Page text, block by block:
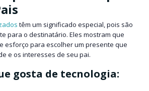
têm um significado especial, pois são
para o destinatário. Eles mostram que
esforço para escolher um presente que
e os interesses de seu pai.
gosta de tecnologia: